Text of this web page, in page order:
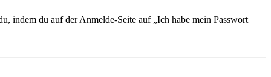
indem du auf der Anmelde-Seite auf „Ich habe mein Passwort